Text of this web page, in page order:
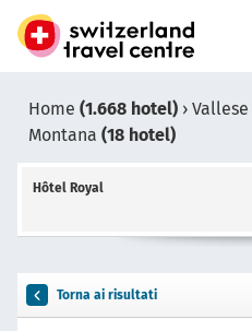
Home (1.668 hotel) › Vallese
Montana (18 hotel)
Hôtel Royal
Torna ai risultati